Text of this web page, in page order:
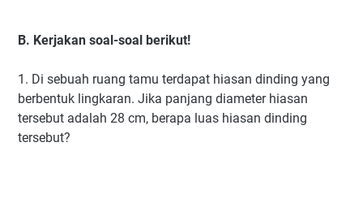
B. Kerjakan soal-soal berikut!
1. Di sebuah ruang tamu terdapat hiasan dinding yang
berbentuk lingkaran. Jika panjang diameter hiasan
tersebut adalah 28 cm, berapa luas hiasan dinding
tersebut?